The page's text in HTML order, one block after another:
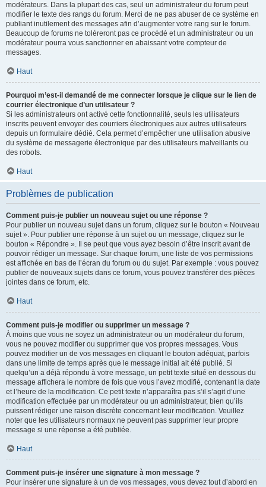
modérateurs. Dans la plupart des cas, seul un administrateur du forum peut
modifier le texte des rangs du forum. Merci de ne pas abuser de ce système en
publiant inutilement des messages afin d’augmenter votre rang sur le forum.
Beaucoup de forums ne toléreront pas ce procédé et un administrateur ou un
modérateur pourra vous sanctionner en abaissant votre compteur de
messages.
Haut
Pourquoi m’est-il demandé de me connecter lorsque je clique sur le lien de
courrier électronique d’un utilisateur ?
Si les administrateurs ont activé cette fonctionnalité, seuls les utilisateurs
inscrits peuvent envoyer des courriers électroniques aux autres utilisateurs
depuis un formulaire dédié. Cela permet d’empêcher une utilisation abusive
du système de messagerie électronique par des utilisateurs malveillants ou
des robots.
Haut
Problèmes de publication
Comment puis-je publier un nouveau sujet ou une réponse ?
Pour publier un nouveau sujet dans un forum, cliquez sur le bouton « Nouveau
sujet ». Pour publier une réponse à un sujet ou un message, cliquez sur le
bouton « Répondre ». Il se peut que vous ayez besoin d’être inscrit avant de
pouvoir rédiger un message. Sur chaque forum, une liste de vos permissions
est affichée en bas de l’écran du forum ou du sujet. Par exemple : vous pouvez
publier de nouveaux sujets dans ce forum, vous pouvez transférer des pièces
jointes dans ce forum, etc.
Haut
Comment puis-je modifier ou supprimer un message ?
À moins que vous ne soyez un administrateur ou un modérateur du forum,
vous ne pouvez modifier ou supprimer que vos propres messages. Vous
pouvez modifier un de vos messages en cliquant le bouton adéquat, parfois
dans une limite de temps après que le message initial ait été publié. Si
quelqu’un a déjà répondu à votre message, un petit texte situé en dessous du
message affichera le nombre de fois que vous l’avez modifié, contenant la date
et l’heure de la modification. Ce petit texte n’apparaîtra pas s’il s’agit d’une
modification effectuée par un modérateur ou un administrateur, bien qu’ils
puissent rédiger une raison discrète concernant leur modification. Veuillez
noter que les utilisateurs normaux ne peuvent pas supprimer leur propre
message si une réponse a été publiée.
Haut
Comment puis-je insérer une signature à mon message ?
Pour insérer une signature à un de vos messages, vous devez tout d’abord en